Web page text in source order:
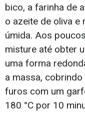
bico, a farinha de
o azeite de oliva
úmida. Aos
misture até obter
uma forma
a massa,
furos com um
180 °C por 10